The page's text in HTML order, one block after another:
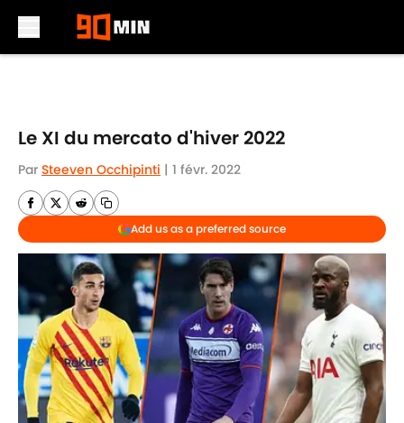
Le XI du mercato d'hiver 2022
Par Steeven Occhipinti | 1 févr. 2022
Add us as a preferred source